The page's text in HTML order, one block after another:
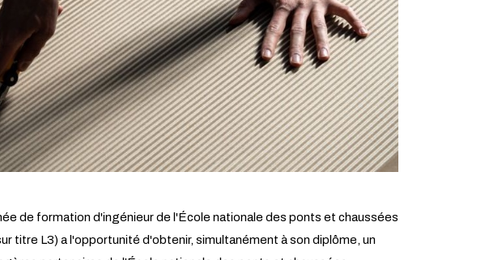
de formation d'ingénieur de l'École nationale des ponts et chaussées
titre L3) a l'opportunité d'obtenir, simultanément à son diplôme, un